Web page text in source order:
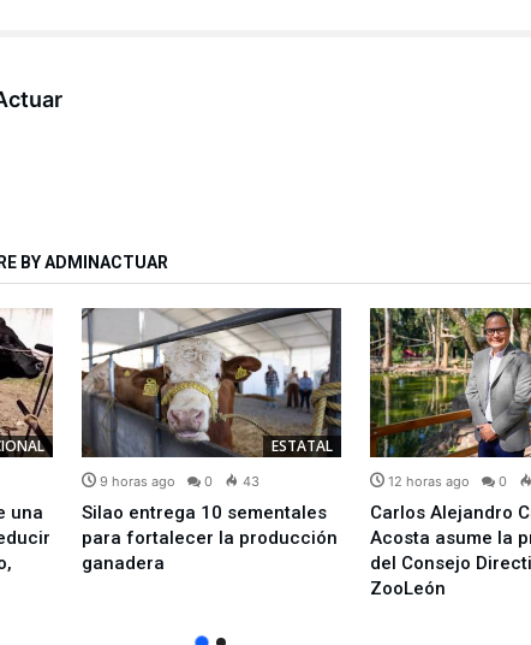
BY ADMINACTUAR
una
ESTATAL
9 horas ago 0 43
Silao entrega 10 sementales
para fortalecer la producción
ganadera
12 horas ago 0
Carlos Alejandro
Acosta asume la
del Consejo
ZooLeón